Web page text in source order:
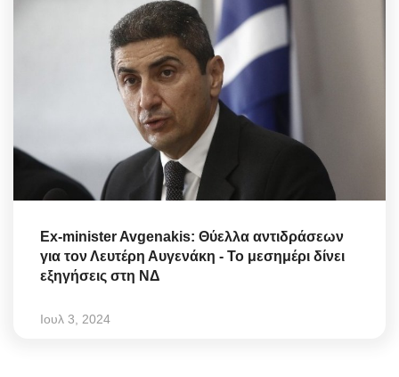
Ex-minister Avgenakis: Θύελλα αντιδράσεων
για τον Λευτέρη Αυγενάκη - Το μεσημέρι δίνει
εξηγήσεις στη ΝΔ
Ιουλ 3, 2024